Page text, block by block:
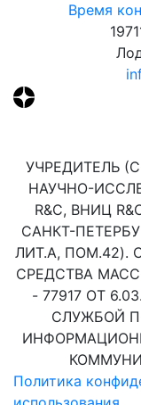
Время
УЧРЕДИТЕЛЬ
НАУЧНО-
R&C, ВНИЦ
САНКТ-
ЛИТ.А, ПОМ.42).
СРЕДСТВА
- 77917 ОТ
СЛУЖБОЙ
Политика